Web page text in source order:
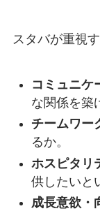
スタバが重視
コミュニケ
な関係を築
チームワー
るか。
ホスピタリ
供したいと
成長意欲・